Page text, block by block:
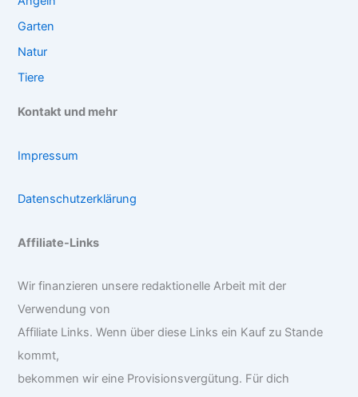
Garten
Natur
Tiere
Kontakt und mehr
Impressum
Datenschutzerklärung
Affiliate-Links
Wir finanzieren unsere redaktionelle Arbeit mit der
Verwendung von
Affiliate Links. Wenn über diese Links ein Kauf zu Stande
kommt,
bekommen wir eine Provisionsvergütung. Für dich